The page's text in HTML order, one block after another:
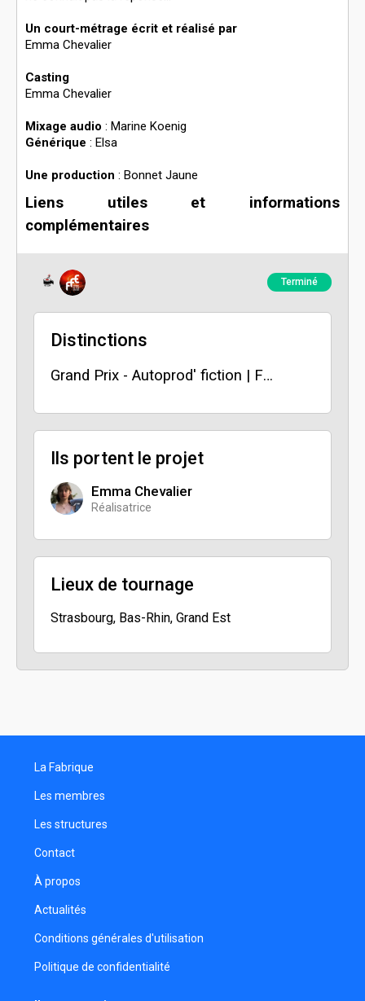
Un court-métrage écrit et réalisé par
Emma Chevalier
Casting
Emma Chevalier
Mixage audio : Marine Koenig
Générique : Elsa
Une production : Bonnet Jaune
Liens utiles et informations
complémentaires
Terminé
Distinctions
Grand Prix - Autoprod' fiction | FFE 2025
Ils portent le projet
Emma Chevalier
Réalisatrice
Lieux de tournage
Strasbourg, Bas-Rhin, Grand Est
La Fabrique
Les membres
Les structures
Contact
À propos
Actualités
Conditions générales d'utilisation
Politique de confidentialité